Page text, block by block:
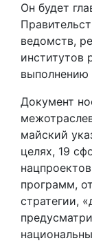
Он будет
ведомств,
институтов
выполнению
Документ
майский
целях, 19
программ,
стратегии,